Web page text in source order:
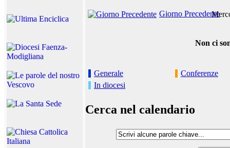
Giorno Precedente
Non ci
Generale
Conferenze
In diocesi
Cerca nel calendario